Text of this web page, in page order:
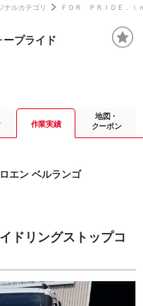
ナルカテゴリ ＦＯＲ ＰＲＩＤＥ．ｉ
プライド
作業実績
地図・
クーポン
エン ベルランゴ
リングストップコ